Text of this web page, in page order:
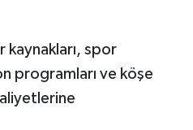
kaynakları, spor
programları ve köşe